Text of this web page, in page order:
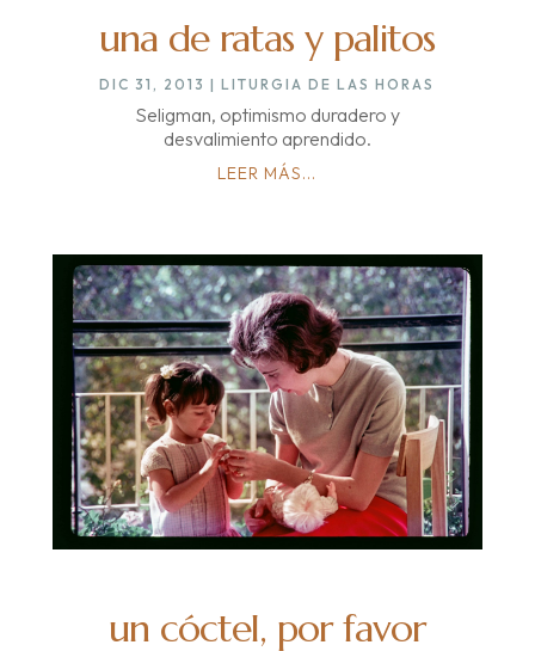
una de ratas y palitos
DIC 31, 2013 |LITURGIA DE LAS HORAS
Seligman, optimismo duradero y
desvalimiento aprendido.
LEER MÁS...
un cóctel, por favor